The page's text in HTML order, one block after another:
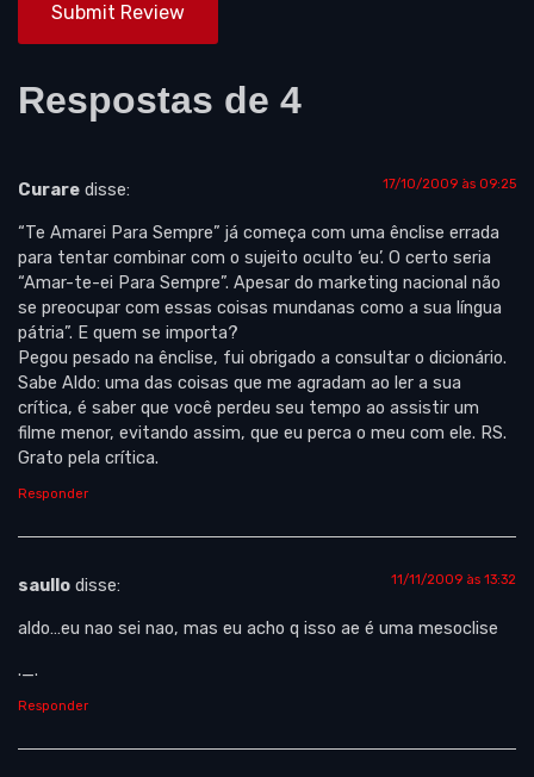
Submit Review
Respostas de 4
Curare disse: 17/10/2009 às 09:25
“Te Amarei Para Sempre” já começa com uma ênclise errada
para tentar combinar com o sujeito oculto ‘eu’. O certo seria
“Amar-te-ei Para Sempre”. Apesar do marketing nacional não
se preocupar com essas coisas mundanas como a sua língua
pátria”. E quem se importa?
Pegou pesado na ênclise, fui obrigado a consultar o dicionário.
Sabe Aldo: uma das coisas que me agradam ao ler a sua
crítica, é saber que você perdeu seu tempo ao assistir um
filme menor, evitando assim, que eu perca o meu com ele. RS.
Grato pela crítica.
Responder
saullo disse: 11/11/2009 às 13:32
aldo…eu nao sei nao, mas eu acho q isso ae é uma mesoclise
._.
Responder